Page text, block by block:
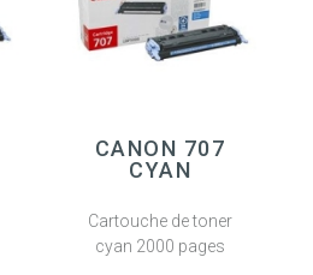
CANON 707
CYAN
Cartouche de toner
cyan 2000 pages